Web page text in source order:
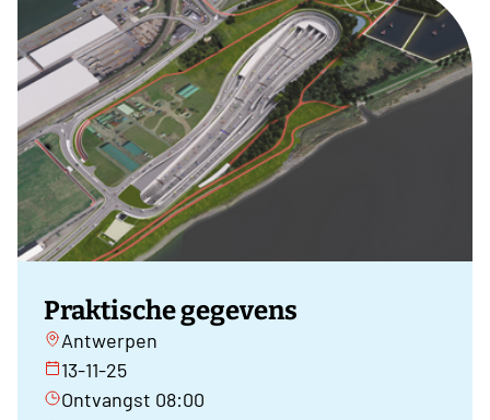
Praktische gegevens
Antwerpen
13-11-25
Ontvangst 08:00